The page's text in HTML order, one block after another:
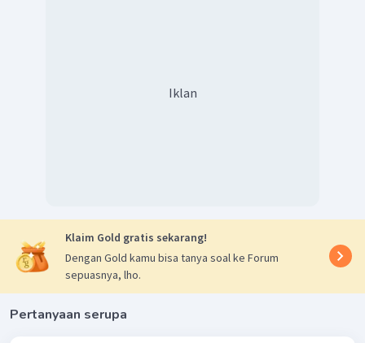
Iklan
Klaim Gold gratis sekarang!
Dengan Gold kamu bisa tanya soal ke Forum
sepuasnya, lho.
Pertanyaan serupa